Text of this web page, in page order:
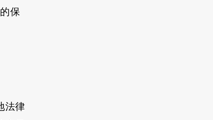
保
法律